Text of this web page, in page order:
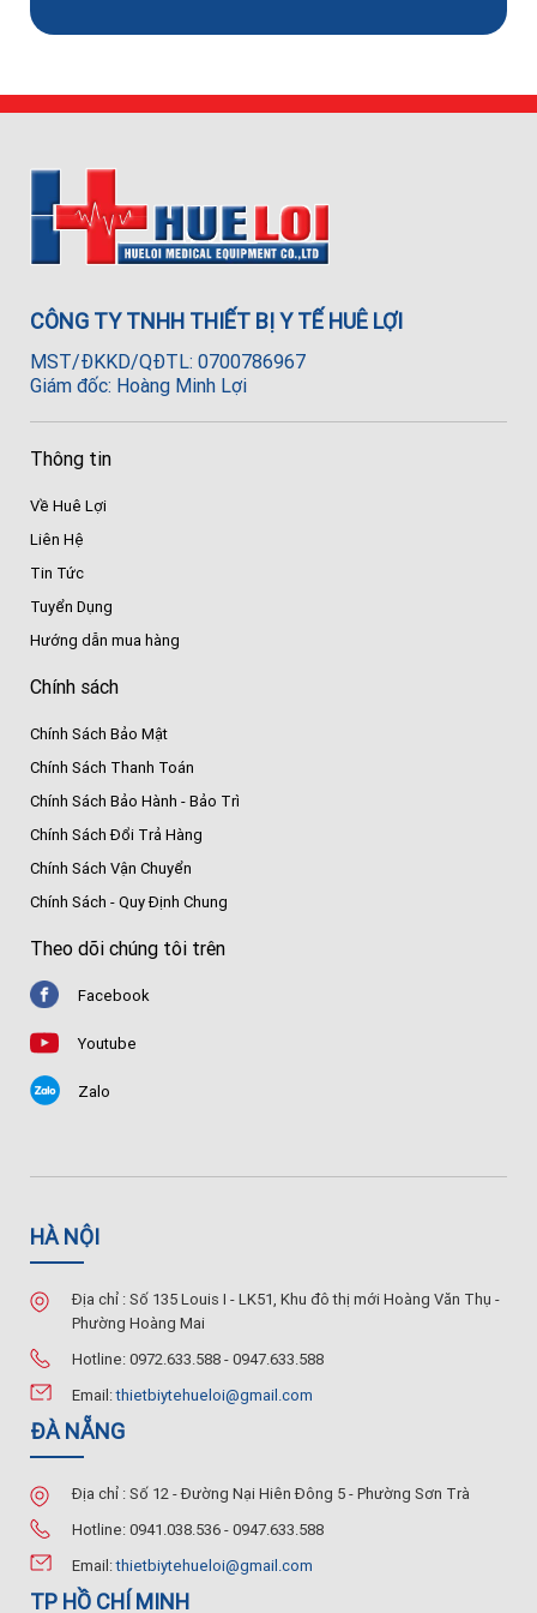
CÔNG TY TNHH THIẾT BỊ Y TẾ HUÊ LỢI
MST/ĐKKD/QĐTL: 0700786967
Giám đốc: Hoàng Minh Lợi
Thông tin
Về Huê Lợi
Liên Hệ
Tin Tức
Tuyển Dụng
Hướng dẫn mua hàng
Chính sách
Chính Sách Bảo Mật
Chính Sách Thanh Toán
Chính Sách Bảo Hành - Bảo Trì
Chính Sách Đổi Trả Hàng
Chính Sách Vận Chuyển
Chính Sách - Quy Định Chung
Theo dõi chúng tôi trên
Facebook
Youtube
Zalo
HÀ NỘI
Địa chỉ : Số 135 Louis I - LK51, Khu đô thị mới Hoàng Văn Thụ -
Phường Hoàng Mai
Hotline: 0972.633.588 - 0947.633.588
Email:thietbiytehueloi@gmail.com
ĐÀ NẴNG
Địa chỉ : Số 12 - Đường Nại Hiên Đông 5 - Phường Sơn Trà
Hotline: 0941.038.536 - 0947.633.588
Email:thietbiytehueloi@gmail.com
TP HỒ CHÍ MINH